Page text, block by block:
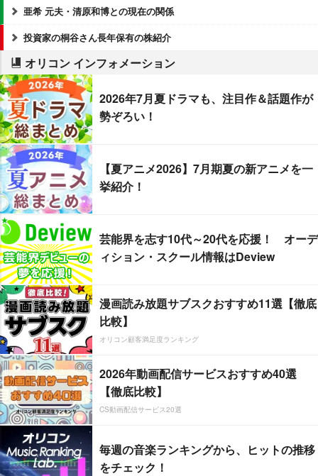
亜希 元夫・清原和博との現在の関係
投資家の桐谷さん長年保有の株紹介
オリコン インフォメーション
2026年7月夏ドラマも、注目作＆話題作が
勢ぞろい！
【夏アニメ2026】7月期夏の新アニメを一
挙紹介！
芸能界を志す10代～20代を応援！ オーデ
ィション・スクール情報はDeview
漫画読み放題サブスクおすすめ11選【徹底
比較】
オリコン顧客満足度ランキング
2026年動画配信サービスおすすめ40選
【徹底比較】
CS動画配信サービス20選
毎週の音楽ランキングから、ヒットの推移
をチェック！